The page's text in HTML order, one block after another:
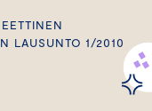
LAUSUNTO 1/2010